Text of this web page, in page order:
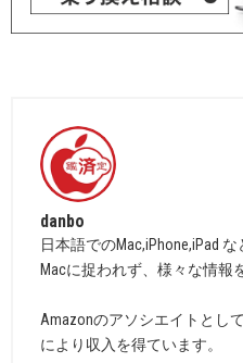
danbo
日本語でのMac,iPhone,iPad
Macに捉われず、様々な情報
Amazonのアソシエイトとし
により収入を得ています。